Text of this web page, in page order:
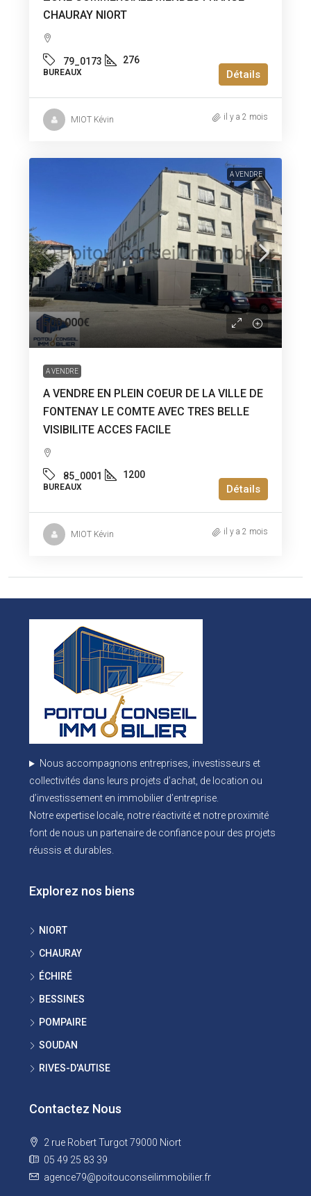
CHAURAY NIORT
79_0173 276
BUREAUX Détails
MIOT Kévin il y a 2 mois
A VENDRE
500 000€
A VENDRE
A VENDRE EN PLEIN COEUR DE LA VILLE DE
FONTENAY LE COMTE AVEC TRES BELLE
VISIBILITE ACCES FACILE
85_0001 1200
BUREAUX Détails
MIOT Kévin il y a 2 mois
Nous accompagnons entreprises, investisseurs et
collectivités dans leurs projets d’achat, de location ou
d’investissement en immobilier d’entreprise.
Notre expertise locale, notre réactivité et notre proximité
font de nous un partenaire de confiance pour des projets
réussis et durables.
Explorez nos biens
NIORT
CHAURAY
ÉCHIRÉ
BESSINES
POMPAIRE
SOUDAN
RIVES-D'AUTISE
Contactez Nous
2 rue Robert Turgot 79000 Niort
05 49 25 83 39
agence79@poitouconseilimmobilier.fr